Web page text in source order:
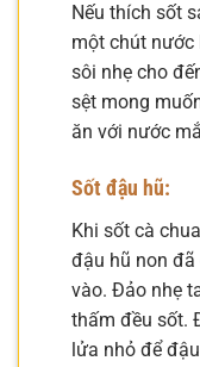
Nếu thích sốt
một chút nước
sôi nhẹ cho
sệt mong
ăn với nước
Sốt đậu hũ:
Khi sốt cà
đậu hũ non
vào. Đảo nhẹ
thấm đều sốt.
lửa nhỏ để